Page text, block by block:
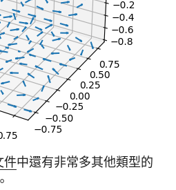
件中還有非常多其他類型的